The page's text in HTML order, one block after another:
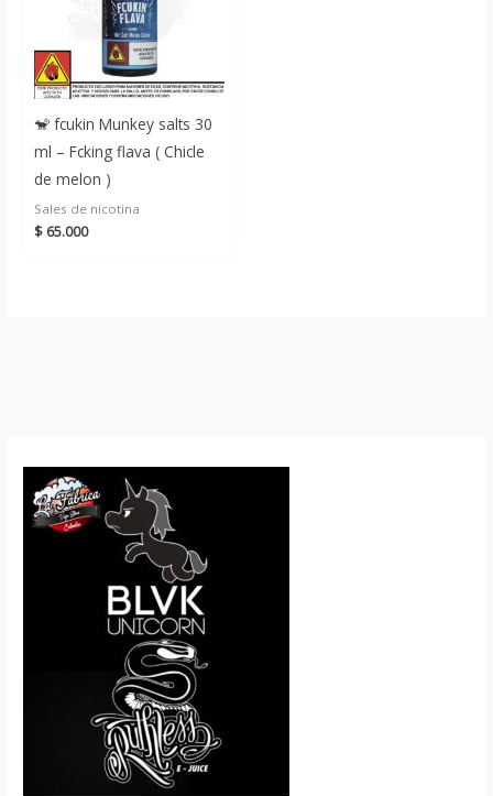
🐒 fcukin Munkey salts 30
ml – Fcking flava ( Chicle
de melon )
Sales de nicotina
$ 65.000